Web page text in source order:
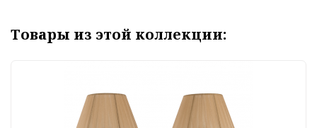
Товары из этой коллекции: